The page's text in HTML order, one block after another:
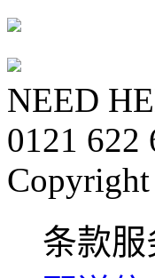
NEED
0121 622
条款服